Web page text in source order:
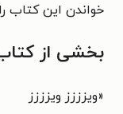
خواندن این کتاب
بخشی از
«ویزززز ویزززز